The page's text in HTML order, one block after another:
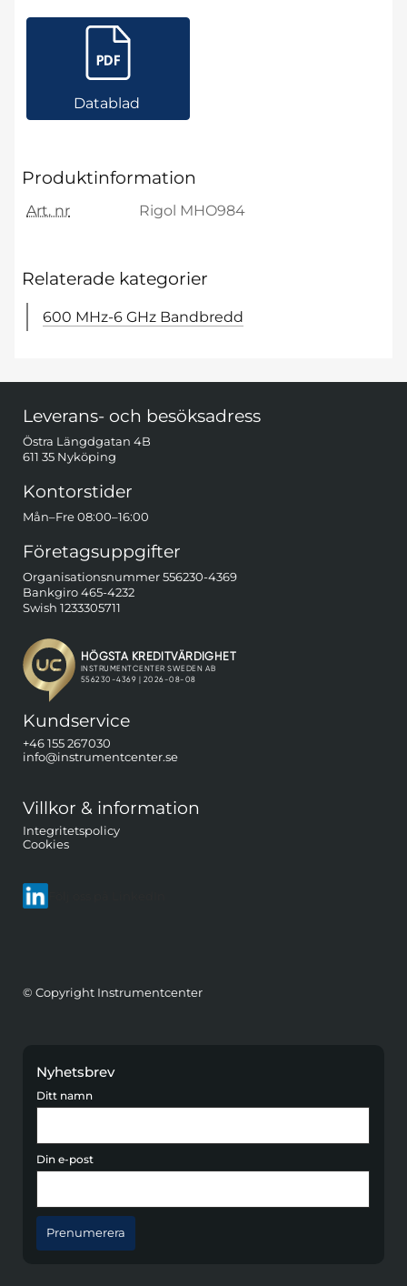
Datablad
Produktinformation
Art. nr Rigol MHO984
Relaterade kategorier
600 MHz-6 GHz Bandbredd
Leverans- och besöksadress
Östra Längdgatan 4B
611 35 Nyköping
Kontorstider
Mån–Fre 08:00–16:00
Företagsuppgifter
Organisationsnummer 556230-4369
Bankgiro 465-4232
Swish 1233305711
Kundservice
+46 155 267030
info@instrumentcenter.se
Villkor & information
Integritetspolicy
Cookies
© Copyright Instrumentcenter
Nyhetsbrev
Ditt namn
Din e-post